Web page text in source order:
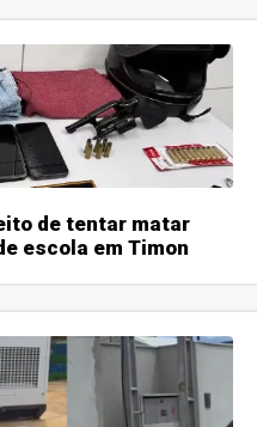
de tentar matar
escola em Timon